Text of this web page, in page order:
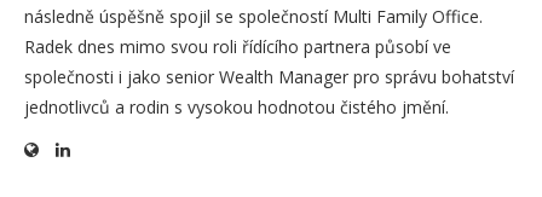
následně úspěšně spojil se společností Multi Family Office.
Radek dnes mimo svou roli řídícího partnera působí ve
společnosti i jako senior Wealth Manager pro správu bohatství
jednotlivců a rodin s vysokou hodnotou čistého jmění.